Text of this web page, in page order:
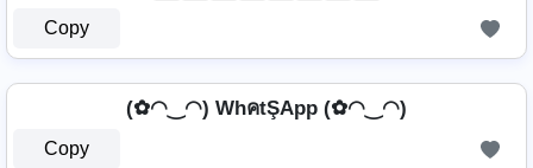
Copy
(✿◠‿◠) WhคtŞApp (✿◠‿◠)
Copy